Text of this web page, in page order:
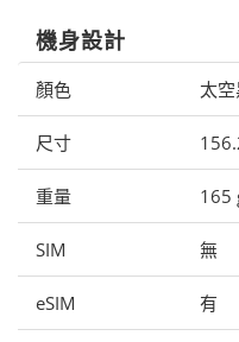
機身設計
顏色 太
尺寸
重量 165
SIM 無
eSIM 有